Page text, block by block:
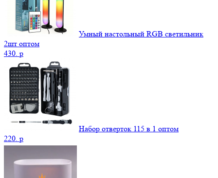
Умный настольный RGB светильник
2шт оптом
430. p
Набор отверток 115 в 1 оптом
220. p